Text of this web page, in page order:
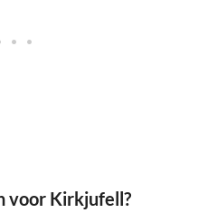
voor Kirkjufell?